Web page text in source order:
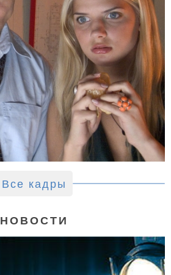
Все кадры
НОВОСТИ